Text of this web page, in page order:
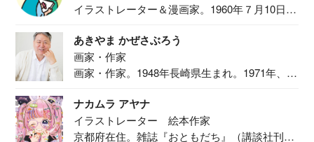
イラストレーター＆漫画家。1960年７月10日生
あきやま かぜさぶろう
画家・作家
画家・作家。1948年長崎県生まれ。1971年、
ナカムラ アヤナ
イラストレーター 絵本作家
京都府在住。雑誌『おともだち』（講談社刊）